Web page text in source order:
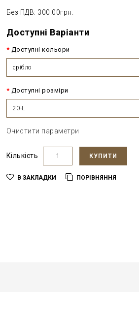
Без ПДВ: 300.00грн.
Доступні Варіанти
Доступні кольори
срібло
Доступні розміри
20-L
Очистити параметри
Кількість КУПИТИ
В ЗАКЛАДКИ ПОРІВНЯННЯ